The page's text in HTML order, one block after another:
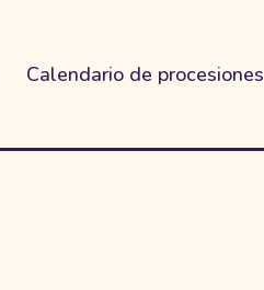
Calendario de procesiones